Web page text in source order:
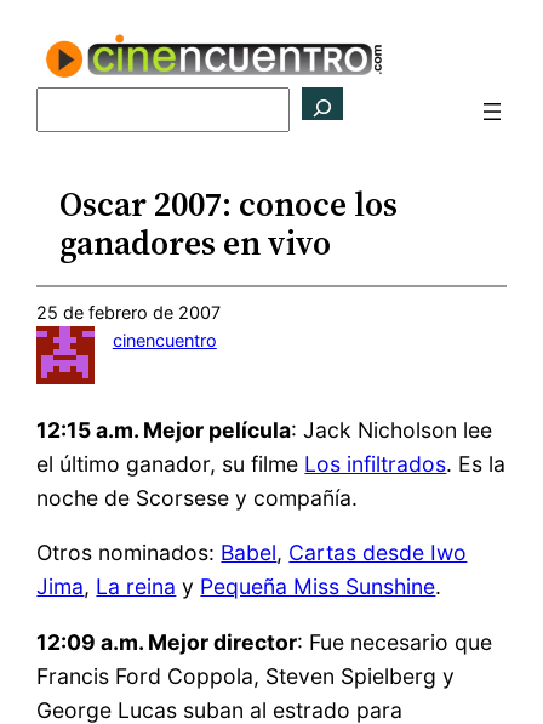
contenido
Oscar 2007: conoce los
ganadores en vivo
25 de febrero de 2007
cinencuentro
12:15 a.m. Mejor película: Jack Nicholson lee
el último ganador, su filme Los infiltrados. Es la
noche de Scorsese y compañía.
Otros nominados: Babel, Cartas desde Iwo
Jima, La reina y Pequeña Miss Sunshine.
12:09 a.m. Mejor director: Fue necesario que
Francis Ford Coppola, Steven Spielberg y
George Lucas suban al estrado para